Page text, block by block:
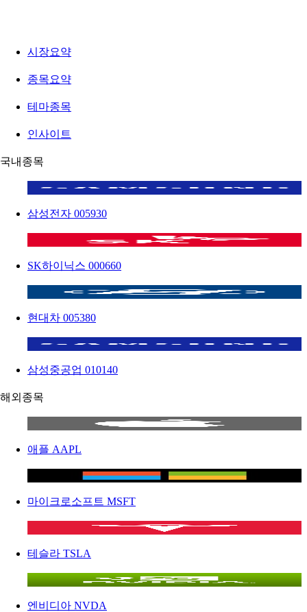
시장요약
종목요약
테마종목
인사이트
국내종목
삼성전자 005930
SK하이닉스 000660
현대차 005380
삼성중공업 010140
해외종목
애플 AAPL
마이크로소프트 MSFT
테슬라 TSLA
엔비디아 NVDA